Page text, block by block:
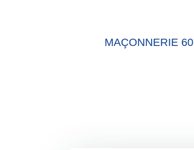
MAÇONNERIE 60